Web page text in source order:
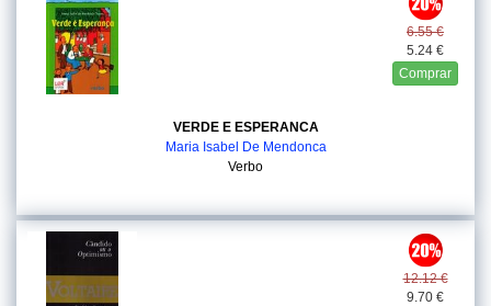
6.55 €
5.24 €
Comprar
VERDE E ESPERANCA
Maria Isabel De Mendonca
Verbo
12.12 €
9.70 €